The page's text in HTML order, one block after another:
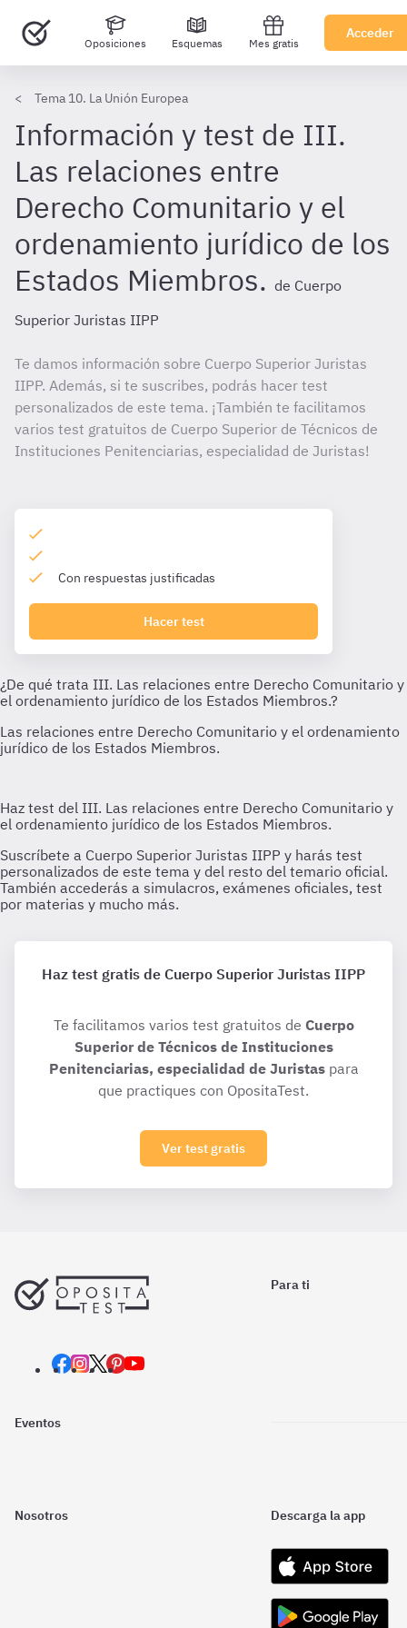
Oposiciones Esquemas Mes gratis
Acceder
Tema 10. La Unión Europea
Información y test de III.
Las relaciones entre
Derecho Comunitario y el
ordenamiento jurídico de los
Estados Miembros. de Cuerpo
Superior Juristas IIPP
Te damos información sobre Cuerpo Superior Juristas
IIPP. Además, si te suscribes, podrás hacer test
personalizados de este tema. ¡También te facilitamos
varios test gratuitos de Cuerpo Superior de Técnicos de
Instituciones Penitenciarias, especialidad de Juristas!
Con respuestas justificadas
Hacer test
Haz test gratis de Cuerpo Superior Juristas IIPP
Te facilitamos varios test gratuitos de Cuerpo
Superior de Técnicos de Instituciones
Penitenciarias, especialidad de Juristaspara
que practiques con OpositaTest.
Ver test gratis
Para ti
Eventos
Nosotros Descarga la app